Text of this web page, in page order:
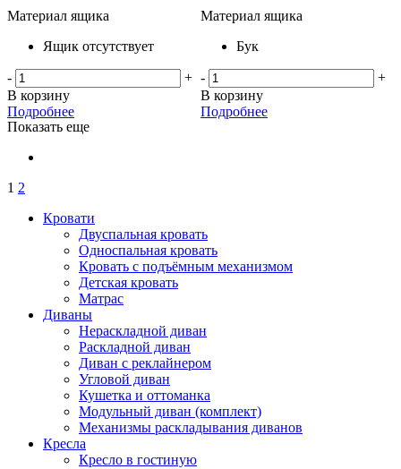
Материал ящика
Ящик отсутствует
-
+
В корзину
Подробнее
Материал ящика
Бук
-
+
В корзину
Подробнее
Показать еще
1 2
Кровати
Двуспальная кровать
Односпальная кровать
Кровать с подъёмным механизмом
Детская кровать
Матрас
Диваны
Нераскладной диван
Раскладной диван
Диван с реклайнером
Угловой диван
Кушетка и оттоманка
Модульный диван (комплект)
Механизмы раскладывания диванов
Кресла
Кресло в гостиную